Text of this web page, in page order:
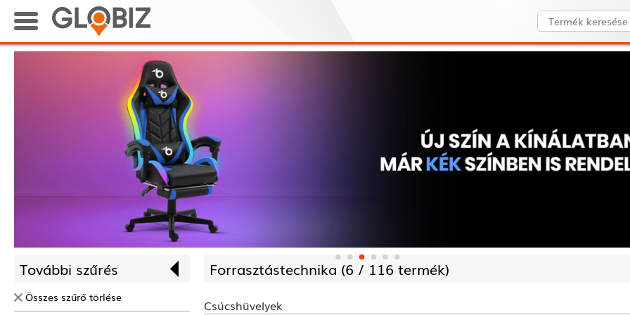
További szűrés
Összes szűrő törlése
Forrasztás­technika (6 / 116 termék)
Csúcshüvelyek